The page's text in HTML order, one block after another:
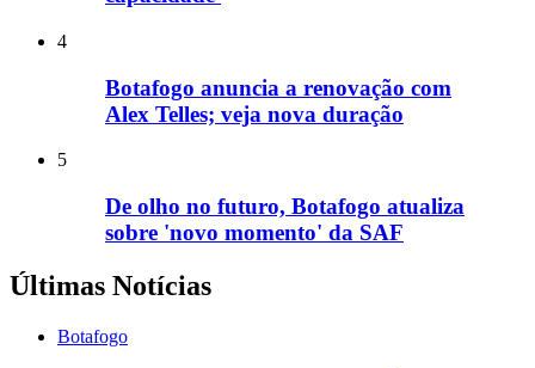
4
Botafogo anuncia a renovação com
Alex Telles; veja nova duração
5
De olho no futuro, Botafogo atualiza
sobre 'novo momento' da SAF
Últimas Notícias
Botafogo